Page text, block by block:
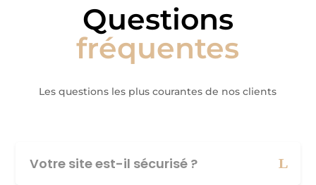
Questions
fréquentes
Les questions les plus courantes de nos clients
Votre site est-il sécurisé ?